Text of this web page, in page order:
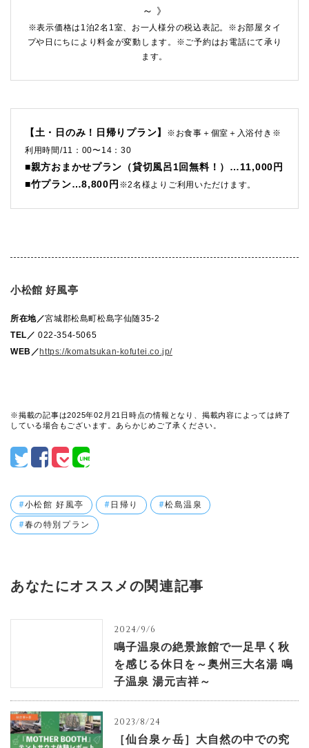
～ 》
※表示価格は1泊2名1室、お一人様分の税込表記。※お部屋タイ
プや日にちにより料金が変動します。※ご予約はお電話にて承り
ます。
【土・日のみ！日帰りプラン】
※お食事＋個室＋入浴付き※
利用時間/11：00〜14：30
■親方おまかせプラン（貸切風呂1回無料！）…11,000円
■竹プラン…8,800円 ※2名様よりご利用いただけます。
小松館 好風亭
所在地／宮城郡松島町松島字仙随35-2
TEL／ 022-354-5065
WEB／ https://komatsukan-kofutei.co.jp/
※掲載の記事は2025年02月21日時点の情報となり、掲載内容によっては終了
している場合もございます。あらかじめご了承ください。
小松館 好風亭 日帰り 松島温泉
春の特別プラン
あなたにオススメの関連記事
2024/9/6
鳴子温泉の絶景旅館で一足早く秋
を感じる休日を～奥州三大名湯 鳴
子温泉 湯元吉祥～
2023/8/24
［仙台泉ヶ岳］大自然の中での究